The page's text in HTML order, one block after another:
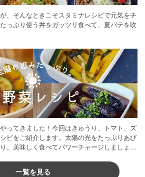
、そんなときこそスタミナレシピで元気をチ
っぷり使う丼をガッツリ食べて、夏バテを吹
ってきました！今回はきゅうり、トマト、ズ
ピをご紹介します。太陽の光をたっぷりあび
。美味しく食べてパワーチャージしましょう
一覧を見る